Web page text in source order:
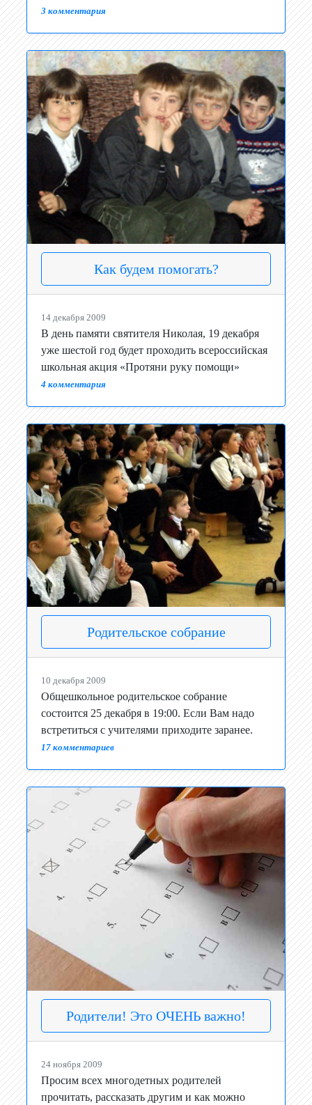
3 комментария
Как будем помогать?
14 декабря 2009
В день памяти святителя Николая, 19 декабря
уже шестой год будет проходить всероссийская
школьная акция «Протяни руку помощи»
4 комментария
Родительское собрание
10 декабря 2009
Общешкольное родительское собрание
состоится 25 декабря в 19:00. Если Вам надо
встретиться с учителями приходите заранее.
17 комментариев
Родители! Это ОЧЕНЬ важно!
24 ноября 2009
Просим всех многодетных родителей
прочитать, рассказать другим и как можно